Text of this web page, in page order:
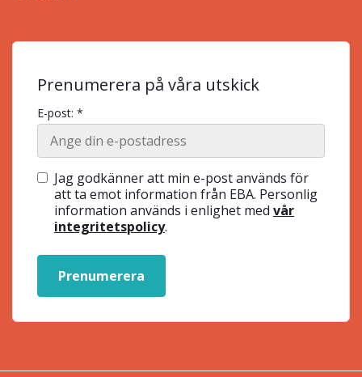
Prenumerera på våra utskick
E-post: *
Jag godkänner att min e-post används för
att ta emot information från EBA. Personlig
information används i enlighet med vår
integritetspolicy.
Prenumerera